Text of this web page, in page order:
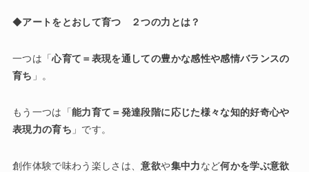
◆アートをとおして育つ ２つの力とは？
一つは「心育て＝表現を通しての豊かな感性や感情バランスの
育ち 」。
もう一つは「能力育て＝発達段階に応じた様々な知的好奇心や
表現力の育ち 」です。
創作体験で味わう楽しさは、意欲や集中力など何かを学ぶ意欲